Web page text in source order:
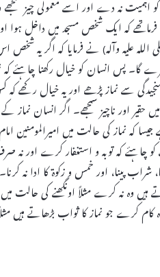
اہمیت نہ دے اور اسے معمولی چیز
کہ ایک شخص مسجد میں داخل ہوا
اللہ علیہ وآلہ) نے فرمایا کہ اگر یہ
گا۔ پس انسان کو خیال رکھنا چاہئے کہ
سے نماز پڑھے اور یہ خیال رکھے
حقیر اور ناچیز سمجھے۔ اگر انسان
کہ نماز کی حالت میں امیرالمومنین
چاہئے کہ توبہ و استغفار کرے اور نہ
شراب پینا، اور خمس و زکوۃ کا ادا
ہیں وہ نہ کرے مثلاً اونگھنے کی حالت
کام کرے جو نماز کا ثواب بڑھاتے ہیں